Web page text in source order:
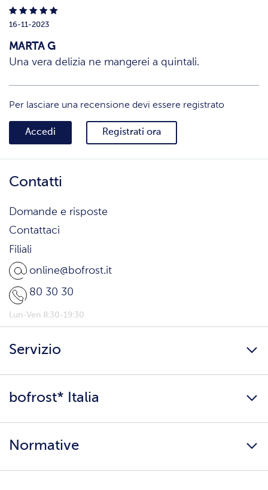
16-11-2023
MARTA G
Una vera delizia ne mangerei a quintali.
Per lasciare una recensione devi essere registrato
Accedi Registrati ora
Contatti
Domande e risposte
Contattaci
Filiali
online@bofrost.it
80 30 30
Lun-Ven 8:30-19:30
Servizio
Presenta un amico
bofrost* Italia
Surgelati di qualità
Normative